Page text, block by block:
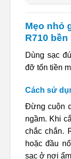
Mẹo nhỏ
R710
Dùng sạc
đỡ tốn tiền
Cách sử
Đừng cuộn
ngầm. Khi
chắc chắn.
hoặc đầu
sạc ở nơi